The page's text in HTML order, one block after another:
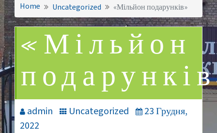
Home Uncategorized «Мільйон подарунків»
«Мільйон
admin Uncategorized
23 Грудня,
2022